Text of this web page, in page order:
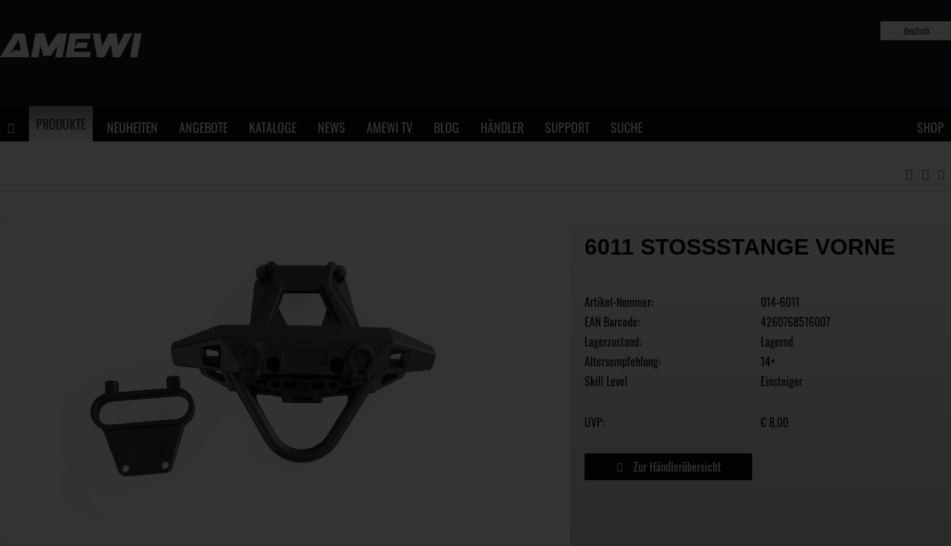
deutsch
PRODUKTE NEUHEITEN ANGEBOTE KATALOGE NEWS AMEWI TV BLOG HÄNDLER SUPPORT SUCHE SHOP
6011 STOSSSTANGE VORNE
Artikel-Nummer:
014-6011
EAN Barcode:
4260768516007
Lagerzustand:
Lagernd
Altersempfehlung:
14+
Skill Level
Einsteiger
UVP: € 8,00
Zur Händlerübersicht